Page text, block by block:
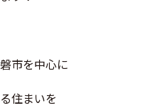
市を中心に
住まいを